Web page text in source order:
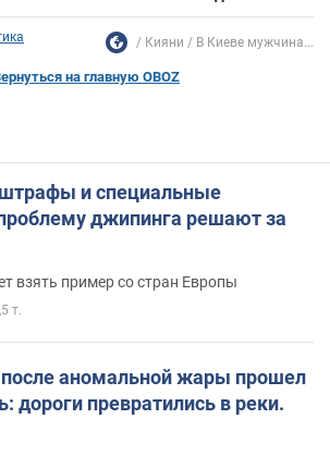
Кияни В Киеве мужчина...
на главную OBOZ
и специальные
джипинга решают за
взять пример со стран Европы
т.
аномальной жары прошел
дороги превратились в реки.